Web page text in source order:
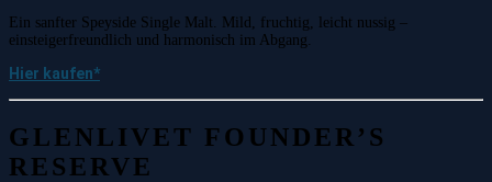
Ein sanfter Speyside Single Malt. Mild, fruchtig, leicht nussig –
einsteigerfreundlich und harmonisch im Abgang.
Hier kaufen*
GLENLIVET FOUNDER’S
RESERVE